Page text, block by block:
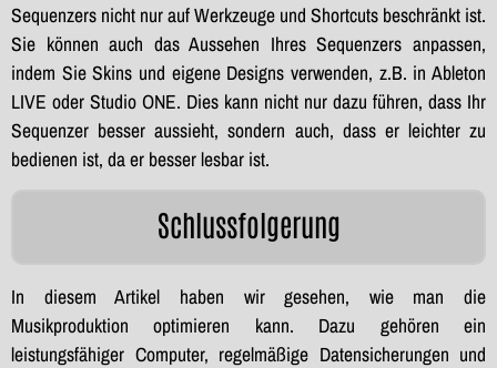
Sequenzers nicht nur auf Werkzeuge und Shortcuts beschränkt ist.
Sie können auch das Aussehen Ihres Sequenzers anpassen,
indem Sie Skins und eigene Designs verwenden, z.B. in Ableton
LIVE oder Studio ONE. Dies kann nicht nur dazu führen, dass Ihr
Sequenzer besser aussieht, sondern auch, dass er leichter zu
bedienen ist, da er besser lesbar ist.
Schlussfolgerung
In diesem Artikel haben wir gesehen, wie man die
Musikproduktion optimieren kann. Dazu gehören ein
leistungsfähiger Computer, regelmäßige Datensicherungen und